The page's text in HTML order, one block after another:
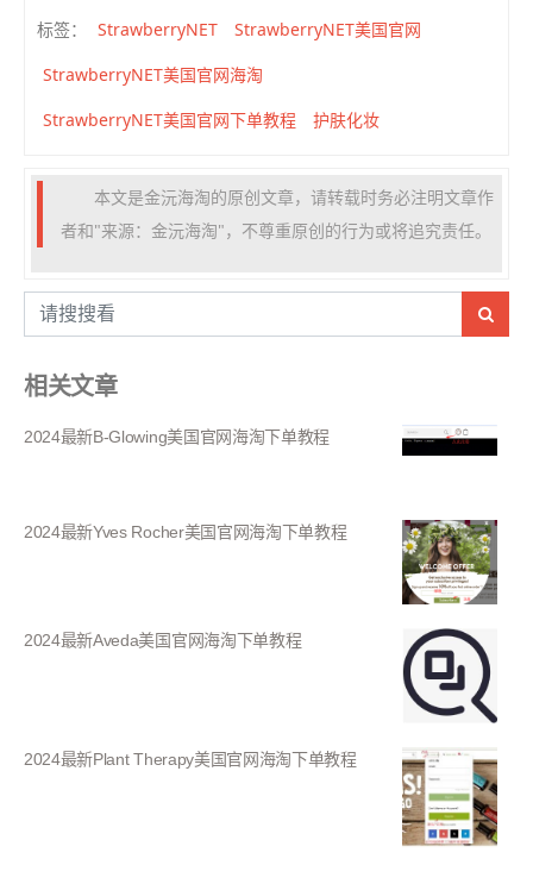
标签： StrawberryNET
StrawberryNET美国官网
StrawberryNET美国官网海淘
StrawberryNET美国官网下单教程
护肤化妆
本文是金沅海淘的原创文章，请转载时务必注明文章作
者和"来源：金沅海淘"，不尊重原创的行为或将追究责任。
相关文章
2024最新B-Glowing美国官网海淘下单教程
2024最新Yves Rocher美国官网海淘下单教程
2024最新Aveda美国官网海淘下单教程
2024最新Plant Therapy美国官网海淘下单教程